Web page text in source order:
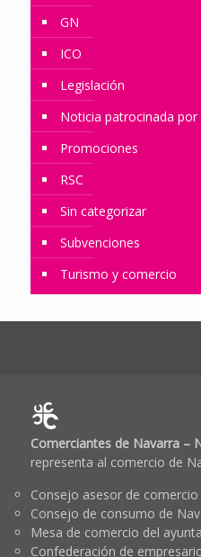
GN
ICO
Legislación
Noticia patrocinada por
Promociones
RSC
Sin categorizar
Subvenciones
Turismo y comercio
Comerciantes de Navarra –
representa al comercio de
Consejo asesor de
Consejo de consumo de
Mesa de comercio del
Confederación de